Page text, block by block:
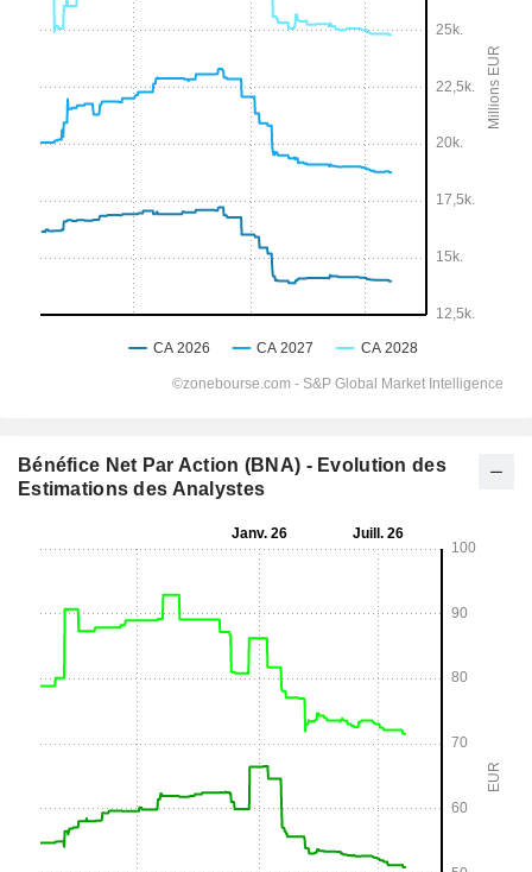
Bénéfice Net Par Action (BNA) - Evolution des
Estimations des Analystes